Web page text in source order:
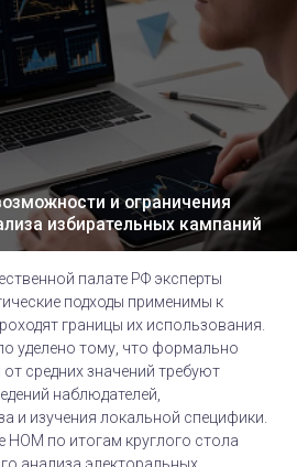
и ограничения
избирательных кампаний
палате РФ эксперты
подходы применимы к
границы их использования.
уделено тому, что формально
средних значений требуют
наблюдателей,
и изучения локальной специфики.
НОМ по итогам круглого стола
анализа электоральных